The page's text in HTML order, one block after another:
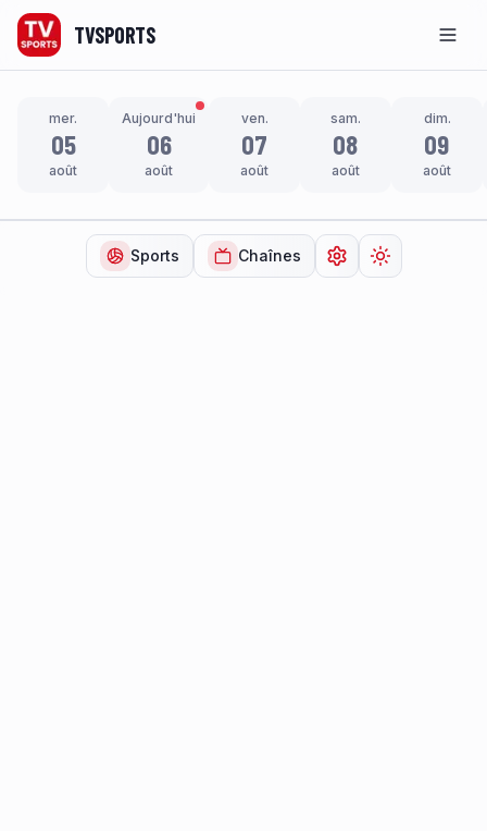
TVSPORTS
mer.
05
août
Aujourd'hui
06
août
ven.
07
août
sam.
08
août
dim.
09
août
Sports Chaînes Ouvrir lesChanger de